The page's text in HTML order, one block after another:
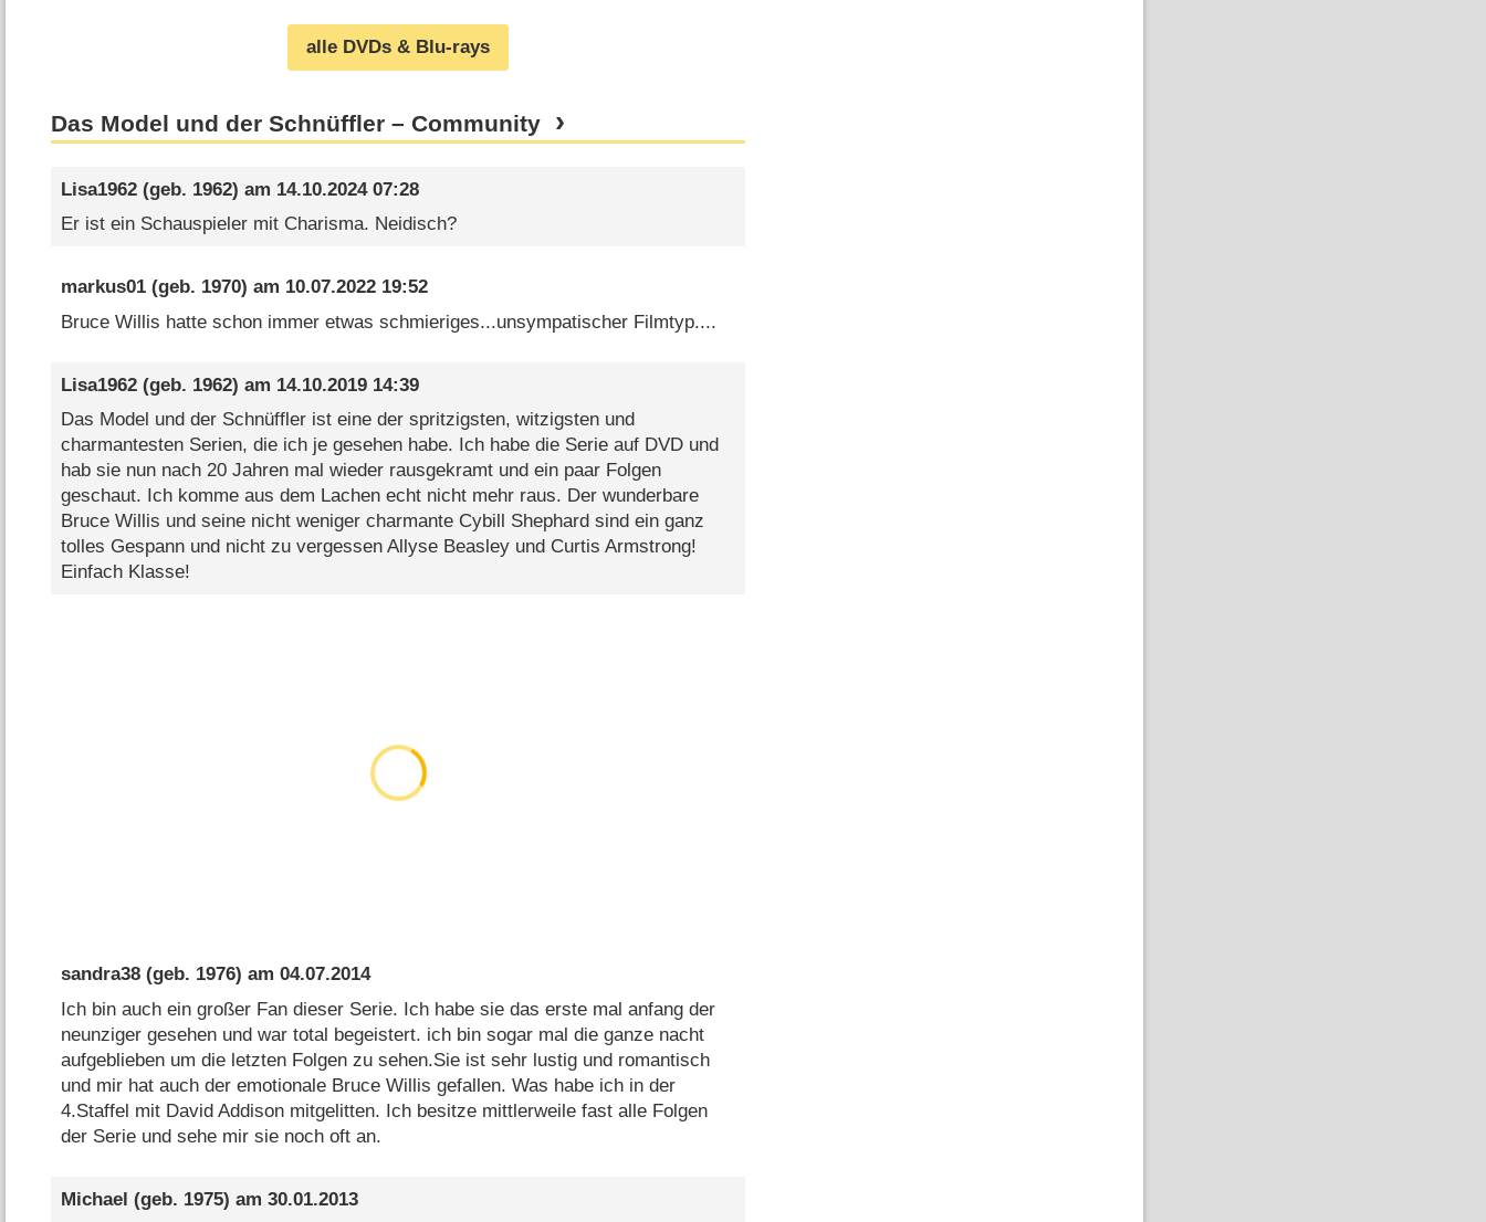
alle DVDs & Blu-rays
Das Model und der Schnüffler – Community
Lisa1962(geb. 1962) am 14.10.2024 07:28
Er ist ein Schauspieler mit Charisma. Neidisch?
markus01(geb. 1970) am 10.07.2022 19:52
Bruce Willis hatte schon immer etwas schmieriges...unsympatischer Filmtyp....
Lisa1962(geb. 1962) am 14.10.2019 14:39
Das Model und der Schnüffler ist eine der spritzigsten, witzigsten und
charmantesten Serien, die ich je gesehen habe. Ich habe die Serie auf DVD und
hab sie nun nach 20 Jahren mal wieder rausgekramt und ein paar Folgen
geschaut. Ich komme aus dem Lachen echt nicht mehr raus. Der wunderbare
Bruce Willis und seine nicht weniger charmante Cybill Shephard sind ein ganz
tolles Gespann und nicht zu vergessen Allyse Beasley und Curtis Armstrong!
Einfach Klasse!
sandra38(geb. 1976) am 04.07.2014
Ich bin auch ein großer Fan dieser Serie. Ich habe sie das erste mal anfang der
neunziger gesehen und war total begeistert. ich bin sogar mal die ganze nacht
aufgeblieben um die letzten Folgen zu sehen.Sie ist sehr lustig und romantisch
und mir hat auch der emotionale Bruce Willis gefallen. Was habe ich in der
4.Staffel mit David Addison mitgelitten. Ich besitze mittlerweile fast alle Folgen
der Serie und sehe mir sie noch oft an.
Michael (geb. 1975) am 30.01.2013